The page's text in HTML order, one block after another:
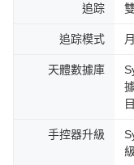
追踪
追踪模式
天體數據庫
手控器升級
級